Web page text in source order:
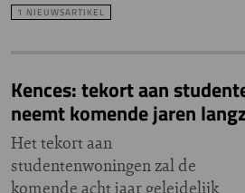
1 NIEUWSARTIKEL
Kences: tekort aan
neemt komende jaren
Het tekort aan
studentenwoningen zal de
komende acht jaar geleidelijk